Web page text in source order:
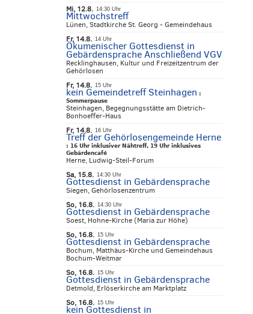
Mi, 12.8. 14:30 Uhr
Mittwochstreff
Lünen, Stadtkirche St. Georg - Gemeindehaus
Fr, 14.8. 14 Uhr
Ökumenischer Gottesdienst in
Gebärdensprache Anschließend VGV
Recklinghausen, Kultur und Freizeitzentrum der
Gehörlosen
Fr, 14.8. 15 Uhr
kein Gemeindetreff Steinhagen :
Sommerpause
Steinhagen, Begegnungsstätte am Dietrich-
Bonhoeffer-Haus
Fr, 14.8. 16 Uhr
Treff der Gehörlosengemeinde Herne
: 16 Uhr inklusiver Nähtreff, 19 Uhr inklusives
Gebärdencafé
Herne, Ludwig-Steil-Forum
Sa, 15.8. 14:30 Uhr
Gottesdienst in Gebärdensprache
Siegen, Gehörlosenzentrum
So, 16.8. 14:30 Uhr
Gottesdienst in Gebärdensprache
Soest, Hohne-Kirche (Maria zur Höhe)
So, 16.8. 15 Uhr
Gottesdienst in Gebärdensprache
Bochum, Matthäus-Kirche und Gemeindehaus
Bochum-Weitmar
So, 16.8. 15 Uhr
Gottesdienst in Gebärdensprache
Detmold, Erlöserkirche am Marktplatz
So, 16.8. 15 Uhr
kein Gottesdienst in